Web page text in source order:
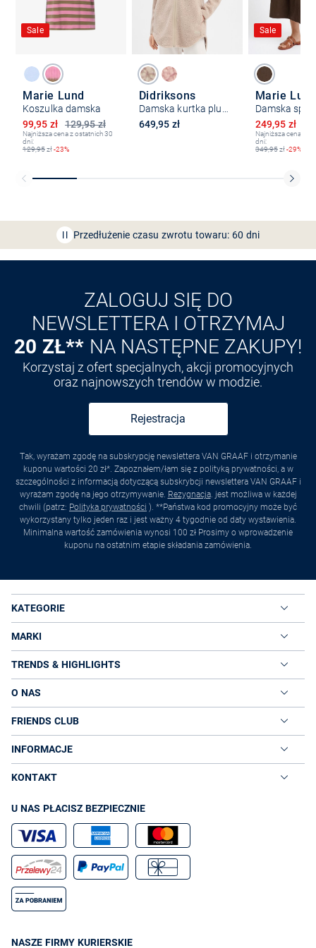
Sale
Marie Lund
Koszulka damska
129,95 zł
Obniżona cena
99,95 zł
Najniższa cena z ostatnich 30
dni:
129,95zł-23%
Didriksons
649,95 zł
Sale
Obniżona
249,95 zł
Najniższa cena z
dni:
349,95zł-29%
Przedłużenie czasu zwrotu towaru: 60 dni
Odkryj aplikację VANGRAAF
ZALOGUJ SIĘ DO
NEWSLETTERA I OTRZYMAJ
20 ZŁ** NA NASTĘPNE ZAKUPY!
Korzystaj z ofert specjalnych, akcji promocyjnych
oraz najnowszych trendów w modzie.
Rejestracja
Tak, wyrażam zgodę na subskrypcję newslettera VAN GRAAF i otrzymanie
kuponu wartości 20 zł*. Zapoznałem/łam się z polityką prywatności, a w
szczególności z informacją dotyczącą subskrybcji newslettera VAN GRAAF i
wyrażam zgodę na jego otrzymywanie. Rezygnacja. jest możliwa w każdej
chwili (patrz: Polityka prywatności ). **Państwa kod promocyjny może być
wykorzystany tylko jeden raz i jest ważny 4 tygodnie od daty wystawienia.
Minimalna wartość zamówienia wynosi 100 zł Prosimy o wprowadzenie
kuponu na ostatnim etapie składania zamówienia.
KATEGORIE
MARKI
TRENDS & HIGHLIGHTS
O NAS
FRIENDS CLUB
INFORMACJE
KONTAKT
U NAS PŁACISZ BEZPIECZNIE
NASZE FIRMY KURIERSKIE